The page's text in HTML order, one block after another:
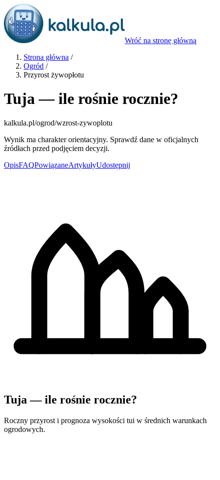
Wróć na stronę główną
Strona główna /
Ogród /
Przyrost żywopłotu
Tuja — ile rośnie rocznie?
kalkula.pl/ogrod/wzrost-zywoplotu
Wynik ma charakter orientacyjny. Sprawdź dane w oficjalnych
źródłach przed podjęciem decyzji.
OpisFAQPowiązaneArtykułyUdostępnij
Tuja — ile rośnie rocznie?
Roczny przyrost i prognoza wysokości tui w średnich warunkach
ogrodowych.